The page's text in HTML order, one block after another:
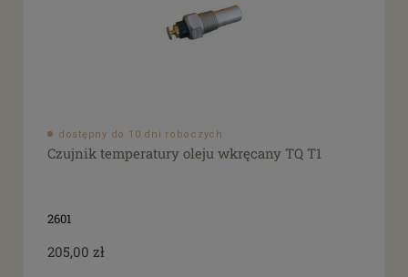
dostępny do 10 dni roboczych
Czujnik temperatury oleju wkręcany TQ T1
2601
205,00 zł